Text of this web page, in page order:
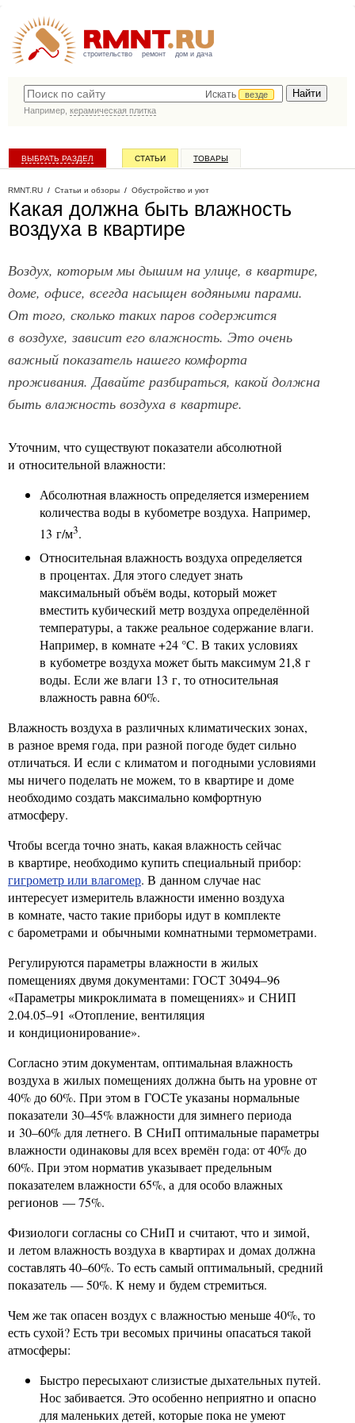
строительство ремонт дом и дача
Искать
везде
Например, керамическая плитка
ВЫБРАТЬ РАЗДЕЛ СТАТЬИ ТОВАРЫ
RMNT.RU / Статьи и обзоры / Обустройство и уют
Какая должна быть влажность
воздуха в квартире
Воздух, которым мы дышим на улице, в квартире,
доме, офисе, всегда насыщен водяными парами.
От того, сколько таких паров содержится
в воздухе, зависит его влажность. Это очень
важный показатель нашего комфорта
проживания. Давайте разбираться, какой должна
быть влажность воздуха в квартире.
Уточним, что существуют показатели абсолютной
и относительной влажности:
Абсолютная влажность определяется измерением
количества воды в кубометре воздуха. Например,
13 г/м3.
Относительная влажность воздуха определяется
в процентах. Для этого следует знать
максимальный объём воды, который может
вместить кубический метр воздуха определённой
температуры, а также реальное содержание влаги.
Например, в комнате +24 °C. В таких условиях
в кубометре воздуха может быть максимум 21,8 г
воды. Если же влаги 13 г, то относительная
влажность равна 60%.
Влажность воздуха в различных климатических зонах,
в разное время года, при разной погоде будет сильно
отличаться. И если с климатом и погодными условиями
мы ничего поделать не можем, то в квартире и доме
необходимо создать максимально комфортную
атмосферу.
Чтобы всегда точно знать, какая влажность сейчас
в квартире, необходимо купить специальный прибор:
гигрометр или влагомер. В данном случае нас
интересует измеритель влажности именно воздуха
в комнате, часто такие приборы идут в комплекте
с барометрами и обычными комнатными термометрами.
Регулируются параметры влажности в жилых
помещениях двумя документами: ГОСТ 30494–96
«Параметры микроклимата в помещениях» и СНИП
2.04.05–91 «Отопление, вентиляция
и кондиционирование».
Согласно этим документам, оптимальная влажность
воздуха в жилых помещениях должна быть на уровне от
40% до 60%. При этом в ГОСТе указаны нормальные
показатели 30–45% влажности для зимнего периода
и 30–60% для летнего. В СНиП оптимальные параметры
влажности одинаковы для всех времён года: от 40% до
60%. При этом норматив указывает предельным
показателем влажности 65%, а для особо влажных
регионов — 75%.
Физиологи согласны со СНиП и считают, что и зимой,
и летом влажность воздуха в квартирах и домах должна
составлять 40–60%. То есть самый оптимальный, средний
показатель — 50%. К нему и будем стремиться.
Чем же так опасен воздух с влажностью меньше 40%, то
есть сухой? Есть три весомых причины опасаться такой
атмосферы:
Быстро пересыхают слизистые дыхательных путей.
Нос забивается. Это особенно неприятно и опасно
для маленьких детей, которые пока не умеют